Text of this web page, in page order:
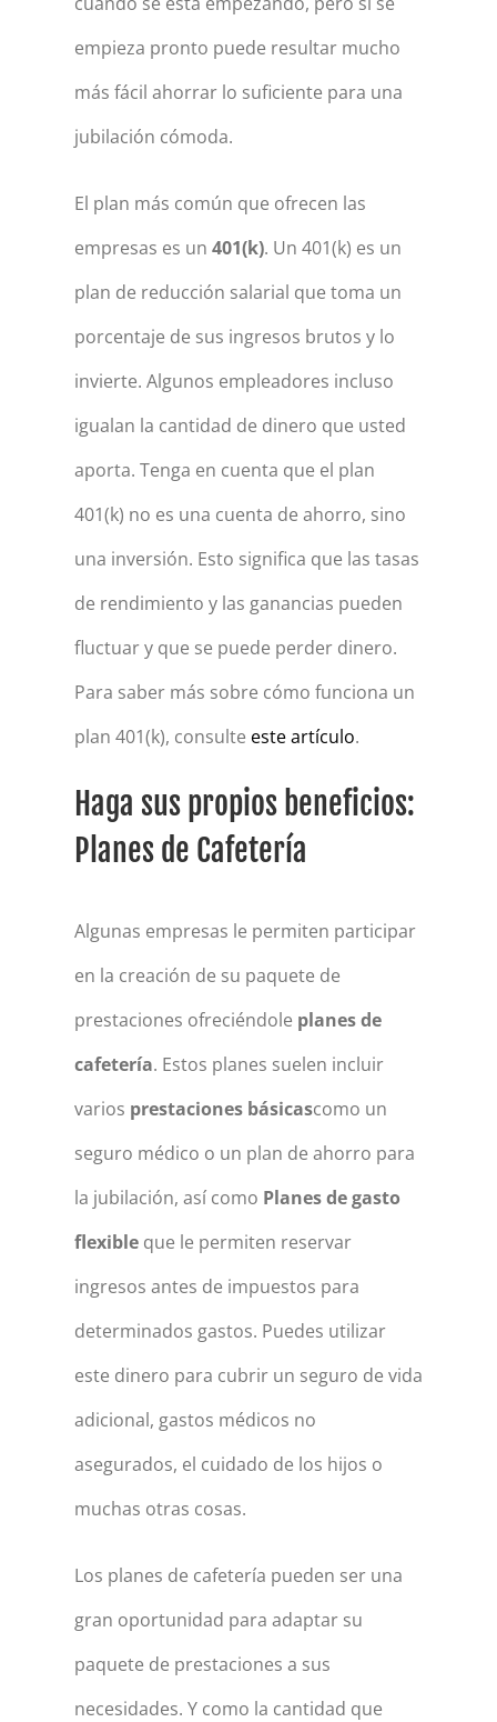
empieza pronto puede resultar mucho
más fácil ahorrar lo suficiente para una
jubilación cómoda.
El plan más común que ofrecen las
empresas es un 401(k). Un 401(k) es un
plan de reducción salarial que toma un
porcentaje de sus ingresos brutos y lo
invierte. Algunos empleadores incluso
igualan la cantidad de dinero que usted
aporta. Tenga en cuenta que el plan
401(k) no es una cuenta de ahorro, sino
una inversión. Esto significa que las tasas
de rendimiento y las ganancias pueden
fluctuar y que se puede perder dinero.
Para saber más sobre cómo funciona un
plan 401(k), consulte este artículo.
Haga sus propios beneficios:
Planes de Cafetería
Algunas empresas le permiten participar
en la creación de su paquete de
prestaciones ofreciéndole planes de
cafetería. Estos planes suelen incluir
varios prestaciones básicascomo un
seguro médico o un plan de ahorro para
la jubilación, así como Planes de gasto
flexibleque le permiten reservar
ingresos antes de impuestos para
determinados gastos. Puedes utilizar
este dinero para cubrir un seguro de vida
adicional, gastos médicos no
asegurados, el cuidado de los hijos o
muchas otras cosas.
Los planes de cafetería pueden ser una
gran oportunidad para adaptar su
paquete de prestaciones a sus
necesidades. Y como la cantidad que